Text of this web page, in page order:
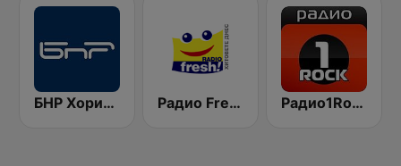
БНР Хоризонт (BNR Horizont) Радио Fresh! 100.3 FM Радио1Rock 98.3 FM ( Radio 1 Rock )